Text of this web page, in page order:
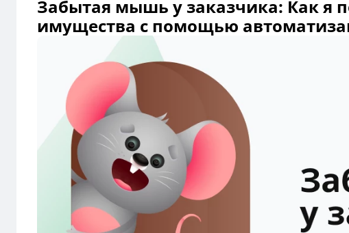
Забытая мышь у заказчика: Как я
имущества с помощью